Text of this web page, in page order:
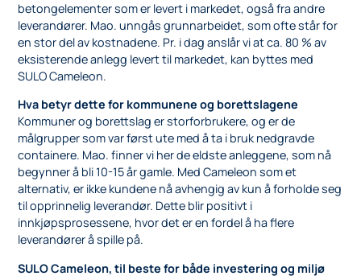
betongelementer som er levert i markedet, også fra andre
leverandører. Mao. unngås grunnarbeidet, som ofte står for
en stor del av kostnadene. Pr. i dag anslår vi at ca. 80 % av
eksisterende anlegg levert til markedet, kan byttes med
SULO Cameleon.
Hva betyr dette for kommunene og borettslagene
Kommuner og borettslag er storforbrukere, og er de
målgrupper som var først ute med å ta i bruk nedgravde
containere. Mao. finner vi her de eldste anleggene, som nå
begynner å bli 10-15 år gamle. Med Cameleon som et
alternativ, er ikke kundene nå avhengig av kun å forholde seg
til opprinnelig leverandør. Dette blir positivt i
innkjøpsprosessene, hvor det er en fordel å ha flere
leverandører å spille på.
SULO Cameleon, til beste for både investering og miljø